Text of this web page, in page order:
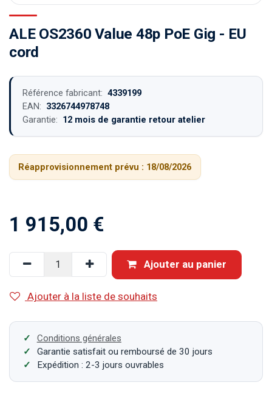
ALE OS2360 Value 48p PoE Gig - EU
cord
Référence fabricant: 4339199
EAN: 3326744978748
Garantie: 12 mois de garantie retour atelier
Réapprovisionnement prévu : 18/08/2026
1 915,00 €
Ajouter au panier
Ajouter à la liste de souhaits
Conditions générales
Garantie satisfait ou remboursé de 30 jours
Expédition : 2-3 jours ouvrables